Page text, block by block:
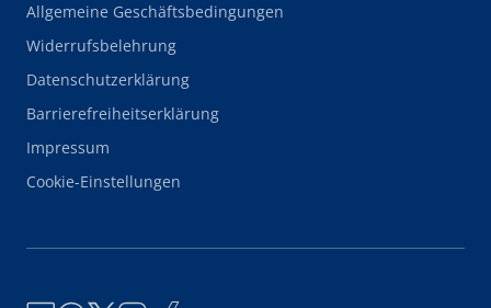
Allgemeine Geschäftsbedingungen
Widerrufsbelehrung
Datenschutzerklärung
Barrierefreiheitserklärung
Impressum
Cookie-Einstellungen